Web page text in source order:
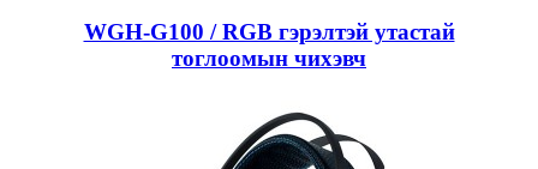
WGH-G100 / RGB гэрэлтэй утастай
тоглоомын чихэвч